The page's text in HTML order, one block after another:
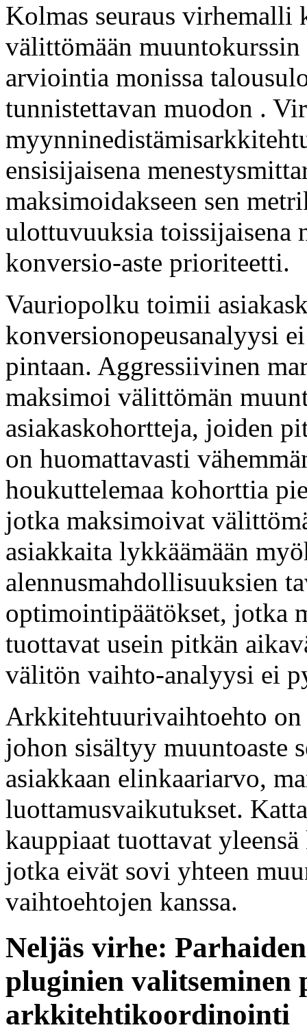
Kolmas seuraus virhemalli
välittömään
arviointia monissa
tunnistettavan muodon .
ensisijaisena
maksimoidakseen sen
ulottuvuuksia toissijaisena
konversio-aste prioriteetti.
Vauriopolku toimii
konversionopeusanalyysi
pintaan. Aggressiivinen
maksimoi välittömän
asiakaskohortteja, joiden
on huomattavasti
houkuttelemaa kohorttia
jotka maksimoivat
asiakkaita lykkäämään
alennusmahdollisuuksien
optimointipäätökset, jotka
tuottavat usein pitkän
välitön vaihto-analyysi ei
Arkkitehtuurivaihtoehto
johon sisältyy muuntoaste
asiakkaan elinkaariarvo,
luottamusvaikutukset.
kauppiaat tuottavat
jotka eivät sovi yhteen
vaihtoehtojen kanssa.
Neljäs virhe:
pluginien
arkkitehtikoordinointi